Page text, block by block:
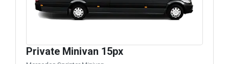
Private Minivan 15px